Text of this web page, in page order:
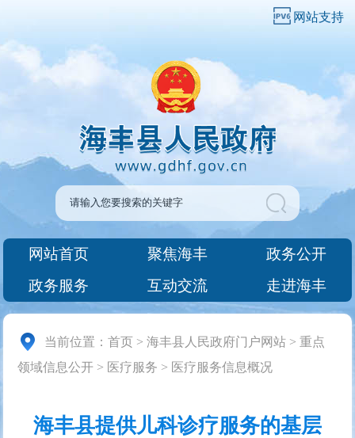
网站支持
网站首页 聚焦海丰
政务公开
政务服务
互动交流 走进海丰
当前位置：首页 >海丰县人民政府门户网站 >重点
领域信息公开 > 医疗服务 > 医疗服务信息概况
海丰县提供儿科诊疗服务的基层